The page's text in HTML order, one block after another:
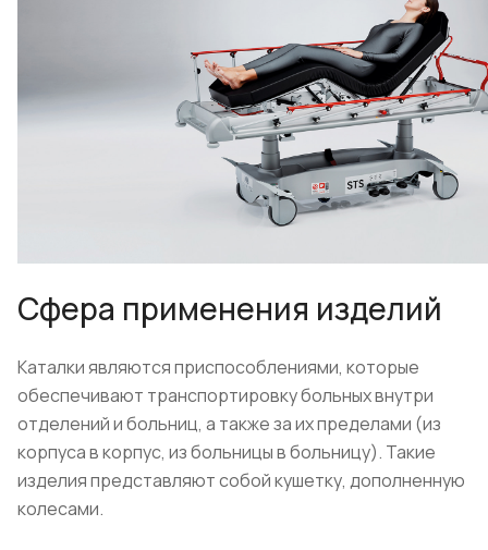
Сфера применения изделий
Каталки являются приспособлениями, которые
обеспечивают транспортировку больных внутри
отделений и больниц, а также за их пределами (из
корпуса в корпус, из больницы в больницу). Такие
изделия представляют собой кушетку, дополненную
колесами.